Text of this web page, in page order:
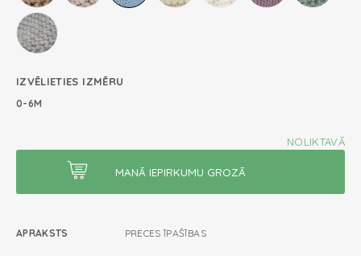
IZVĒLIETIES IZMĒRU
0-6M
NOLIKTAVĀ
APRAKSTS PRECES ĪPAŠĪBAS